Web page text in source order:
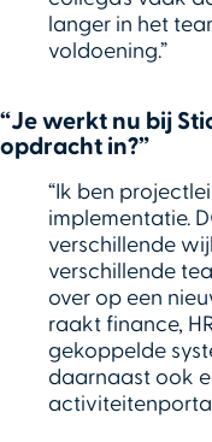
langer in het
voldoening.”
“Je werkt nu bij
opdracht in?”
“Ik ben
implementatie.
verschillende
verschillende
over op een
raakt finance,
gekoppelde
daarnaast ook